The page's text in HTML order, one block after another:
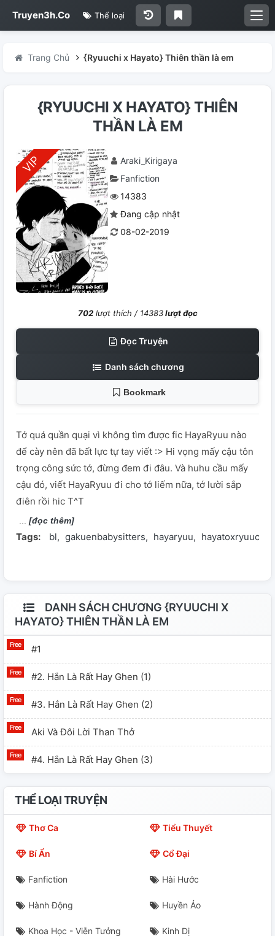
Truyen3h.Co Thể loại
Trang Chủ {Ryuuchi x Hayato} Thiên thần là em
{RYUUCHI X HAYATO} THIÊN
THẦN LÀ EM
Araki_Kirigaya
Fanfiction
14383
Đang cập nhật
08-02-2019
702lượt thích / 14383lượt đọc
Đọc Truyện
Danh sách chương
Bookmark
Tớ quá quần quại vì không tìm được fic HayaRyuu nào
để cày nên đã bất lực tự tay viết :> Hi vọng mấy cậu tôn
trọng công sức tớ, đừng đem đi đâu. Và huhu cầu mấy
cậu đó, viết HayaRyuu đi cho tớ liếm nữa, tớ lười sắp
điên rồi hic T^T
[đọc thêm]
Tags: bl gakuenbabysitters hayaryuu hayatoxryuuchi
DANH SÁCH CHƯƠNG {RYUUCHI X
HAYATO} THIÊN THẦN LÀ EM
#1
#2. Hắn Là Rất Hay Ghen (1)
#3. Hắn Là Rất Hay Ghen (2)
Aki Và Đôi Lời Than Thở
#4. Hắn Là Rất Hay Ghen (3)
THỂ LOẠI TRUYỆN
Thơ Ca Tiểu Thuyết
Bí Ẩn Cổ Đại
Fanfiction Hài Hước
Hành Động Huyền Ảo
Khoa Học - Viễn Tưởng Kinh Dị